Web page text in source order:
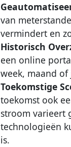
van
vermindert en
Historisch
een online
week, maand
Toekomstige
toekomst ook
stroom varieert
technologieën
is.